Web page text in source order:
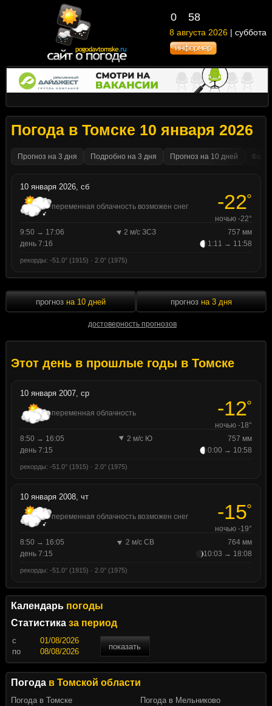
0 58
8 августа 2026 | суббота
Погода в Томске 10 января 2026
Прогноз на 3 дня Подробно на 3 дня Прогноз на 10 дней
10 января 2026, сб
переменная облачность возможен снег -22°
ночью -22°
9:50 → 17:06
2 м/с ЗСЗ
757 мм
день 7:16
1:11 → 11:58
рекорды: -51.0° (1915) · 2.0° (1975)
прогноз на 10 дней
достоверность прогнозов
прогноз на 3 дня
Этот день в прошлые годы в Томске
10 января 2007, ср
переменная облачность -12°
ночью -18°
8:50 → 16:05
2 м/с Ю
757 мм
день 7:15
0:00 → 10:58
рекорды: -51.0° (1915) · 2.0° (1975)
10 января 2008, чт
переменная облачность возможен снег -15°
ночью -19°
8:50 → 16:05
2 м/с СВ
764 мм
день 7:15
10:03 → 18:08
рекорды: -51.0° (1915) · 2.0° (1975)
Календарь погоды
Статистика за период
c
показать
по
Погода в Томской области
Погода в Томске
Погода в Мельниково